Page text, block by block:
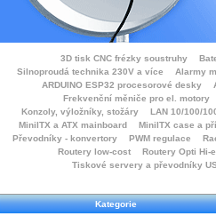
3D tisk CNC frézky soustruhy
Silnoproudá technika 230V a více
Alarmy
ARDUINO ESP32 procesorové desky
Frekvenční měniče pro el. motory
Konzoly, výložníky, stožáry
LAN 10/100/
MiniITX a ATX mainboard
MiniITX case a
Převodníky - konvertory
PWM regulace
Routery low-cost
Routery Opti Hi-
Tiskové servery a převodníky
Kategorie